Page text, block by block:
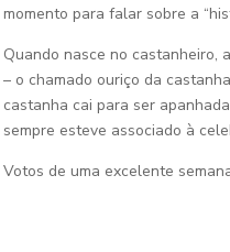
momento para falar sobre a
Quando nasce no castanheiro,
– o chamado ouriço da
castanha cai para ser
sempre esteve associado à
Votos de uma excelente